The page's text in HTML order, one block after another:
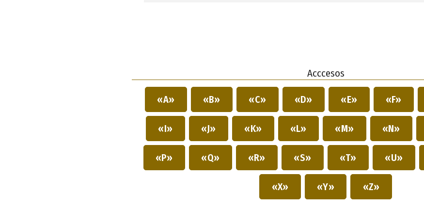
Acccesos
«A» «B» «C» «D» «E» «F»
«I» «J» «K» «L» «M» «N»
«P» «Q» «R» «S» «T» «U»
«X» «Y» «Z»